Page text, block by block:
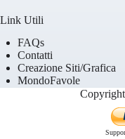
Link Utili
FAQs
Contatti
Creazione Siti/Grafica
MondoFavole